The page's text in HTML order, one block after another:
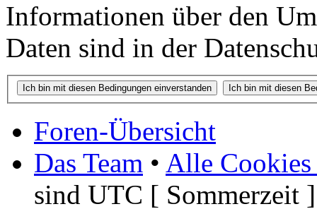
Informationen über den
Daten sind in der
Foren-Übersicht
Das Team • Alle Cookies
sind UTC [ Sommerzeit ]